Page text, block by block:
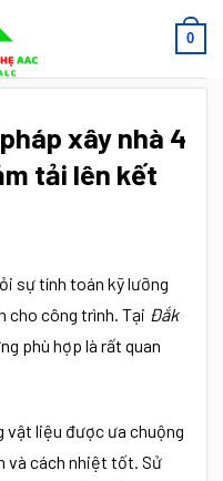
0
xây nhà 4
tải lên kết
sự tính toán kỹ lưỡng
cho công trình. Tại Đắk
phù hợp là rất quan
vật liệu được ưa chuộng
và cách nhiệt tốt. Sử